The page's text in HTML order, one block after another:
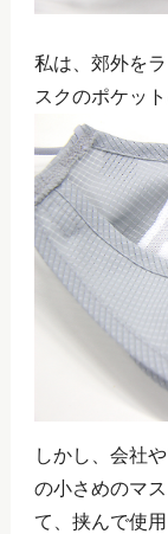
私は、郊外を
スクのポケッ
しかし、会社
の小さめのマ
て、挟んで使